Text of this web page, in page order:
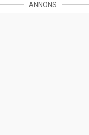
ANNONS